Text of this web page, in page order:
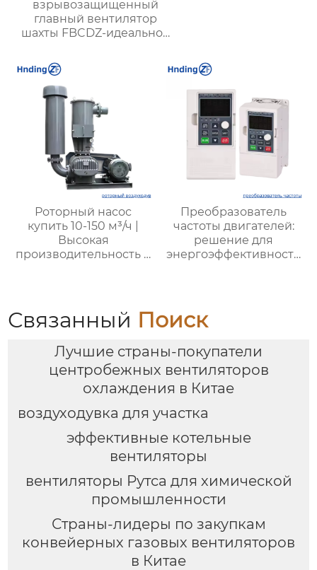
взрывозащищенный
главный вентилятор
шахты FBCDZ-идеальное
крупных и средних горных
разработок
Роторный насос
купить 10-150 м³/ч |
Высокая
производительность и
Преобразователь
частоты двигателей:
решение для
энергоэффективности
Связанный Поиск
Лучшие страны-покупатели
центробежных вентиляторов
охлаждения в Китае
воздуходувка для участка
эффективные котельные
вентиляторы
вентиляторы Рутса для химической
промышленности
Страны-лидеры по закупкам
конвейерных газовых вентиляторов
в Китае